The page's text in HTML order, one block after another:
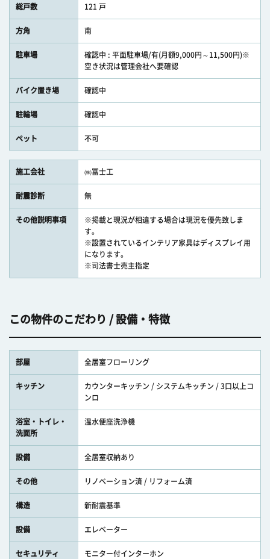
総戸数 121 戸
方角 南
駐車場
確認中 : 平面駐車場/有(月額9,000円～11,500円)※
空き状況は管理会社へ要確認
バイク置き場 確認中
駐輪場 確認中
ペット 不可
施工会社 ㈱冨士工
耐震診断 無
その他説明事項
※掲載と現況が相違する場合は現況を優先致しま
す。
※設置されているインテリア家具はディスプレイ用
になります。
※司法書士売主指定
この物件のこだわり / 設備・特徴
部屋 全居室フローリング
キッチン
カウンターキッチン / システムキッチン / 3口以上コ
ンロ
浴室・トイレ・
洗面所
温水便座洗浄機
設備 全居室収納あり
その他 リノベーション済 / リフォーム済
構造 新耐震基準
設備 エレベーター
セキュリティ モニター付インターホン